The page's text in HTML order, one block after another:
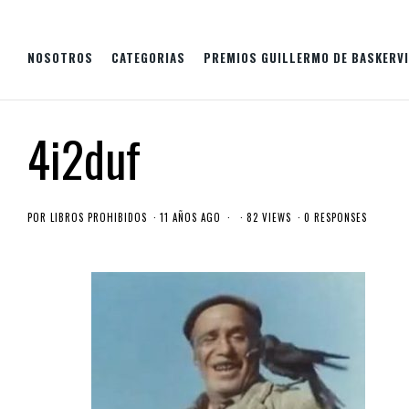
NOSOTROS CATEGORIAS PREMIOS GUILLERMO DE
4i2duf
POR LIBROS PROHIBIDOS 11 AÑOS AGO 82 VIEWS 0 RESPONSES